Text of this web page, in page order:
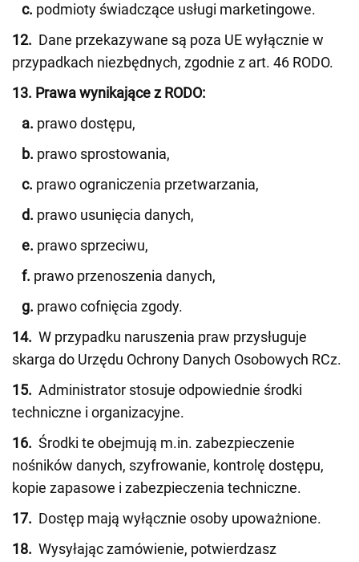
c. podmioty świadczące usługi marketingowe.
12. Dane przekazywane są poza UE wyłącznie w
przypadkach niezbędnych, zgodnie z art. 46 RODO.
13. Prawa wynikające z RODO:
a. prawo dostępu,
b. prawo sprostowania,
c. prawo ograniczenia przetwarzania,
d. prawo usunięcia danych,
e. prawo sprzeciwu,
f. prawo przenoszenia danych,
g. prawo cofnięcia zgody.
14. W przypadku naruszenia praw przysługuje
skarga do Urzędu Ochrony Danych Osobowych RCz.
15. Administrator stosuje odpowiednie środki
techniczne i organizacyjne.
16. Środki te obejmują m.in. zabezpieczenie
nośników danych, szyfrowanie, kontrolę dostępu,
kopie zapasowe i zabezpieczenia techniczne.
17. Dostęp mają wyłącznie osoby upoważnione.
18. Wysyłając zamówienie, potwierdzasz